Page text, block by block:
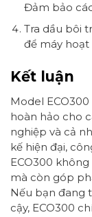
Đảm bảo
Tra dầu bôi
để máy
Kết luận
Model
hoàn hảo cho
nghiệp và cả
kế hiện đại,
ECO300
mà còn góp
Nếu bạn đang
cậy, ECO300